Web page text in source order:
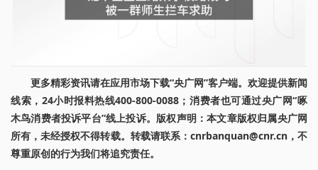
更多精彩资讯请在应用市场下载“央广网”客户端。欢迎提供新闻
线索，24小时报料热线400-800-0088；消费者也可通过央广网“啄
木鸟消费者投诉平台”线上投诉。版权声明：本文章版权归属央广网
所有，未经授权不得转载。转载请联系：cnrbanquan@cnr.cn，不
尊重原创的行为我们将追究责任。